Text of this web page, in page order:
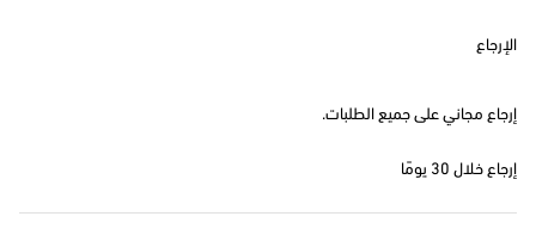
الإرجاع
إرجاع مجاني على جميع الطلبات.
إرجاع خلال 30 يومًا